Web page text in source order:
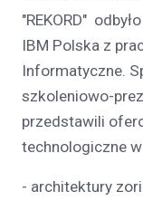
"REKORD"
IBM Polska z
Informatyczne.
szkoleniowo-
przedstawili
technologiczne
- architektury